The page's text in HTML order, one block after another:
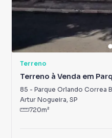
Terreno
Terreno à Venda em
Barbosa
85 - Parque Orlando Correa
Artur Nogueira, SP
720m²